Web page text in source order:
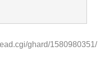
ghard/1580980351/